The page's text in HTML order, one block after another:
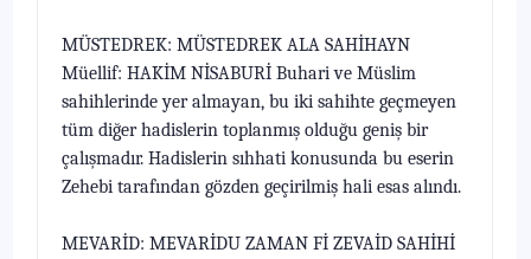
MÜSTEDREK: MÜSTEDREK ALA SAHİHAYN
Müellif: HAKİM NİSABURİ Buhari ve Müslim
sahihlerinde yer almayan, bu iki sahihte geçmeyen
tüm diğer hadislerin toplanmış olduğu geniş bir
çalışmadır. Hadislerin sıhhati konusunda bu eserin
Zehebi tarafından gözden geçirilmiş hali esas alındı.
MEVARİD: MEVARİDU ZAMAN Fİ ZEVAİD SAHİHİ